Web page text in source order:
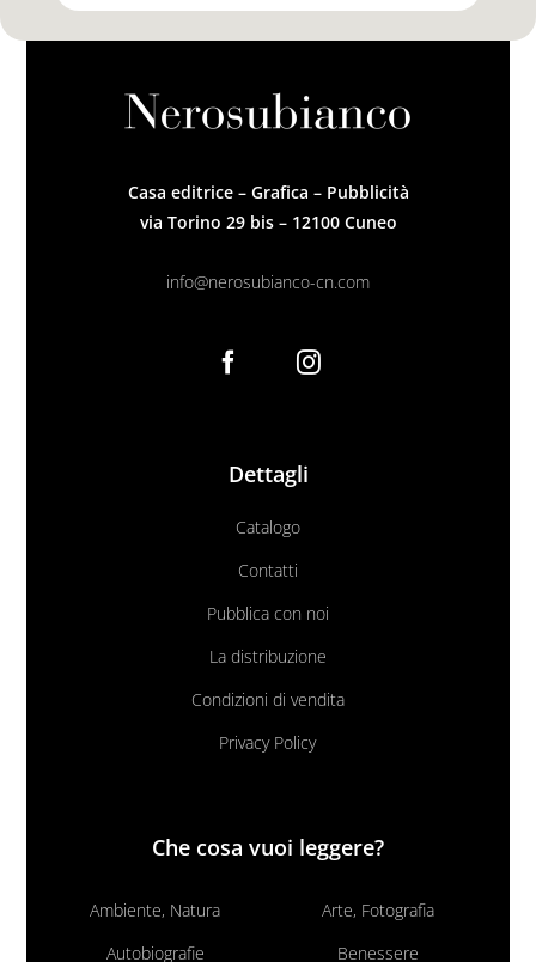
Casa editrice – Grafica – Pubblicità
via Torino 29 bis – 12100 Cuneo
info@nerosubianco-cn.com
Dettagli
Catalogo
Contatti
Pubblica con noi
La distribuzione
Condizioni di vendita
Privacy Policy
Che cosa vuoi leggere?
Ambiente, Natura
Arte, Fotografia
Autobiografie
Benessere